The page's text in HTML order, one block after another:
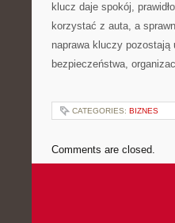
klucz daje spokój,
korzystać z auta, a
naprawa kluczy pozostają
bezpieczeństwa,
CATEGORIES: BIZNES
Comments are closed.